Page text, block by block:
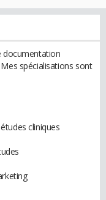
documentation
spécialisations sont
cliniques